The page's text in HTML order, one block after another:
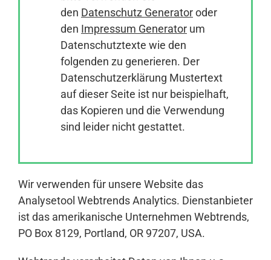
Anmelden
den Datenschutz Generatoroder
den Impressum Generator um
Datenschutztexte wie den
folgenden zu generieren. Der
Datenschutzerklärung Mustertext
auf dieser Seite ist nur beispielhaft,
das Kopieren und die Verwendung
sind leider nicht gestattet.
Wir verwenden für unsere Website das
Analysetool Webtrends Analytics. Dienstanbieter
ist das amerikanische Unternehmen Webtrends,
PO Box 8129, Portland, OR 97207, USA.